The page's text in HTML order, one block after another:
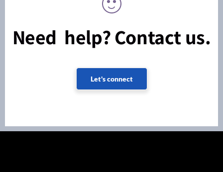
Need help? Contact us.
Let's connect